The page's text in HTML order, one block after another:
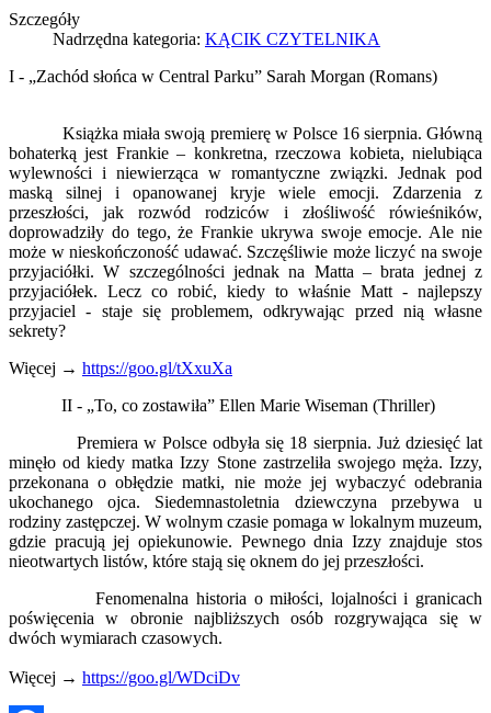
Szczegóły
Nadrzędna kategoria: KĄCIK CZYTELNIKA
I - „Zachód słońca w Central Parku” Sarah Morgan (Romans)
Książka miała swoją premierę w Polsce 16 sierpnia. Główną
bohaterką jest Frankie – konkretna, rzeczowa kobieta, nielubiąca
wylewności i niewierząca w romantyczne związki. Jednak pod
maską silnej i opanowanej kryje wiele emocji. Zdarzenia z
przeszłości, jak rozwód rodziców i złośliwość rówieśników,
doprowadziły do tego, że Frankie ukrywa swoje emocje. Ale nie
może w nieskończoność udawać. Szczęśliwie może liczyć na swoje
przyjaciółki. W szczególności jednak na Matta – brata jednej z
przyjaciółek. Lecz co robić, kiedy to właśnie Matt - najlepszy
przyjaciel - staje się problemem, odkrywając przed nią własne
sekrety?
Więcej → https://goo.gl/tXxuXa
II - „To, co zostawiła” Ellen Marie Wiseman (Thriller)
Premiera w Polsce odbyła się 18 sierpnia. Już dziesięć lat
minęło od kiedy matka Izzy Stone zastrzeliła swojego męża. Izzy,
przekonana o obłędzie matki, nie może jej wybaczyć odebrania
ukochanego ojca. Siedemnastoletnia dziewczyna przebywa u
rodziny zastępczej. W wolnym czasie pomaga w lokalnym muzeum,
gdzie pracują jej opiekunowie. Pewnego dnia Izzy znajduje stos
nieotwartych listów, które stają się oknem do jej przeszłości.
Fenomenalna historia o miłości, lojalności i granicach
poświęcenia w obronie najbliższych osób rozgrywająca się w
dwóch wymiarach czasowych.
Więcej → https://goo.gl/WDciDv